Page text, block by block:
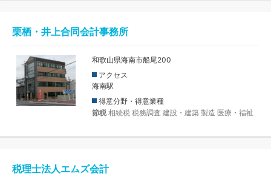
栗栖・井上合同会計事務所
和歌山県海南市船尾200
アクセス
海南駅
得意分野・得意業種
節税 相続税 税務調査 建設・建築 製造 医療・福祉
税理士法人エムズ会計